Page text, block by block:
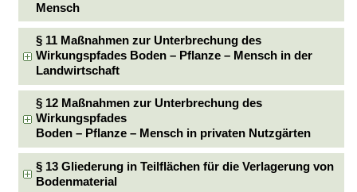
Mensch
§ 11 Maßnahmen zur Unterbrechung des
Wirkungspfades Boden – Pflanze – Mensch in der
Landwirtschaft
§ 12 Maßnahmen zur Unterbrechung des
Wirkungspfades
Boden – Pflanze – Mensch in privaten Nutzgärten
§ 13 Gliederung in Teilflächen für die Verlagerung von
Bodenmaterial